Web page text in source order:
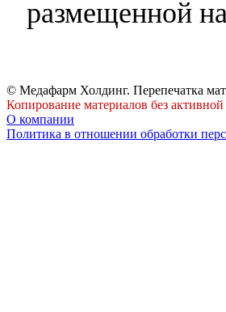
размещенной
© Медафарм Холдинг. Перепечатка
Копирование материалов без
О компании
Политика в отношении обработки